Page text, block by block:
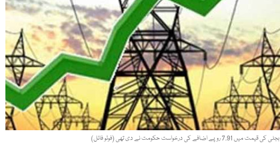
بجلی کی قیمت میں 7.91 روپے اضافے کی درخواست حکومت نے دی تھی (فوٹو فائل)